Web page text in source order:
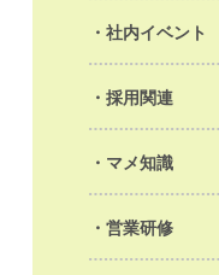
社内イベント
採用関連
マメ知識
営業研修